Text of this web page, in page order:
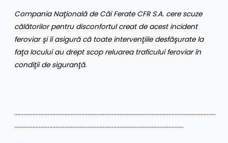
Compania Naţională de Căi Ferate CFR S.A. cere scuze
călătorilor pentru disconfortul creat de acest incident
feroviar şi îi asigură că toate intervenţiile desfăşurate la
faţa locului au drept scop reluarea traficului feroviar în
condiţii de siguranţă.
……………………………………………………………………………………………………………………
…………………………………………………………………………………………………